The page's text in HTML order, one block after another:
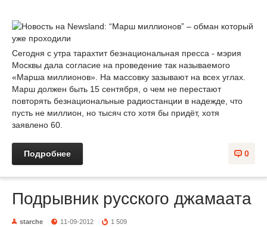
Сегодня с утра тарахтит безнациональная пресса - мэрия
Москвы дала согласие на проведение так называемого
«Марша миллионов». На массовку зазывают на всех углах.
Марш должен быть 15 сентября, о чем не перестают
повторять безнациональные радиостанции в надежде, что
пусть не миллион, но тысяч сто хотя бы придёт, хотя
заявлено 60.
0
Подробнее
Подрывник русского джамаата
starche 11-09-2012 1 509